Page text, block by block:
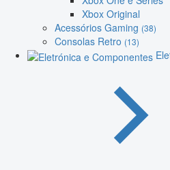
Xbox Original
Acessórios Gaming (38)
Consolas Retro (13)